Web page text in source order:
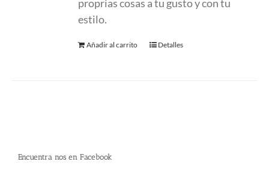
proprias cosas a tu gusto y con tu
estilo.
Añadir al carrito Detalles
Encuentra nos en Facebook